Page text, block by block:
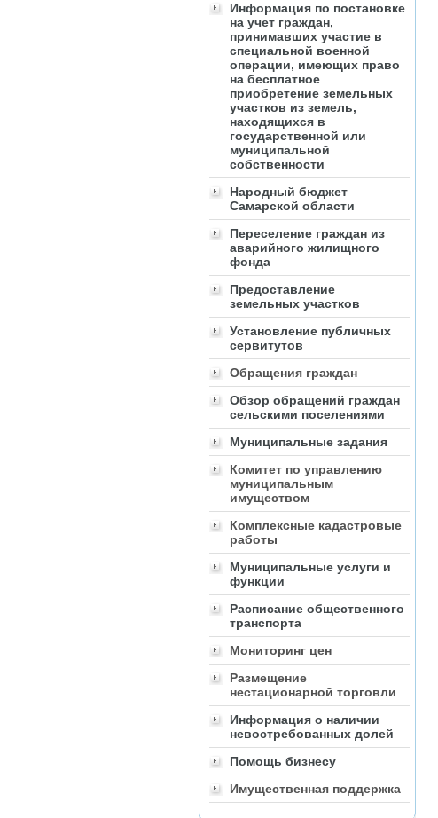
Информация по постановке
на учет граждан,
принимавших участие в
специальной военной
операции, имеющих право
на бесплатное
приобретение земельных
участков из земель,
находящихся в
государственной или
муниципальной
собственности
Народный бюджет
Самарской области
Переселение граждан из
аварийного жилищного
фонда
Предоставление
земельных участков
Установление публичных
сервитутов
Обращения граждан
Обзор обращений граждан
сельскими поселениями
Муниципальные задания
Комитет по управлению
муниципальным
имуществом
Комплексные кадастровые
работы
Муниципальные услуги и
функции
Расписание общественного
транспорта
Мониторинг цен
Размещение
нестационарной торговли
Информация о наличии
невостребованных долей
Помощь бизнесу
Имущественная поддержка